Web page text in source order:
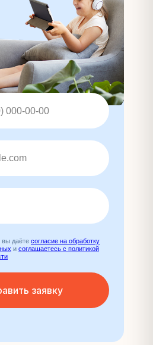
даёте согласие на обработку
и соглашаетесь c политикой
заявку